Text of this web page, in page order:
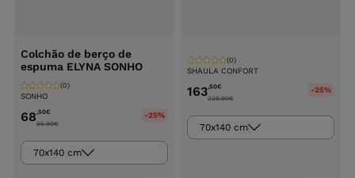
Colchão de berço de
espuma ELYNA SONHO
SONHO
(0)
68,50€
95.90€
-25%
70x140 cm
SHAULA CONFORT
(0)
163,50€
228.90€
-25%
70x140 cm